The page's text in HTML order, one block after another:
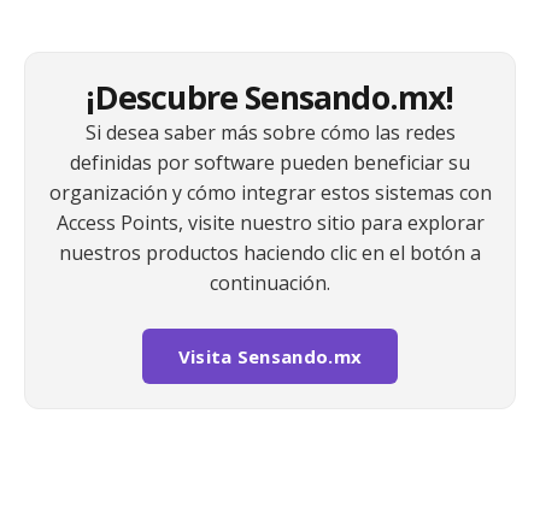
¡Descubre Sensando.mx!
Si desea saber más sobre cómo las redes
definidas por software pueden beneficiar su
organización y cómo integrar estos sistemas con
Access Points, visite nuestro sitio para explorar
nuestros productos haciendo clic en el botón a
continuación.
Visita Sensando.mx